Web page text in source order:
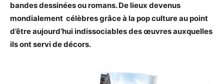
bandes dessinées ou romans. De lieux devenus
mondialement célèbres grâce à la pop culture au point
d’être aujourd’hui indissociables des œuvres auxquelles
ils ont servi de décors.